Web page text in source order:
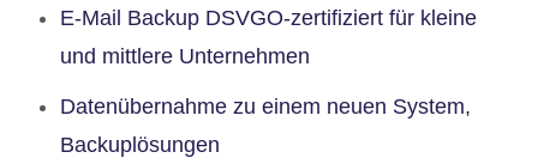
E-Mail Backup DSVGO-zertifiziert für kleine
und mittlere Unternehmen
Datenübernahme zu einem neuen System,
Backuplösungen